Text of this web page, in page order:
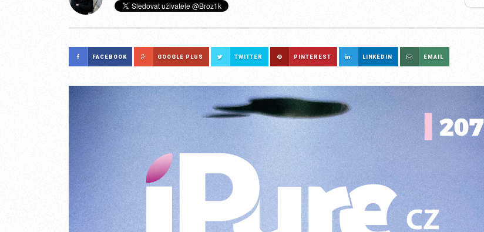
FACEBOOK GOOGLE PLUS TWITTER PINTEREST LINKEDIN EMAIL